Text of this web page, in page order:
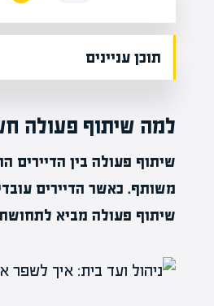
תוכן עניינים
למה שיתוף פעולה
שיתוף פעולה בין הדיירים
משותף. כאשר הדיירים
שיתוף פעולה מביא לתחושת